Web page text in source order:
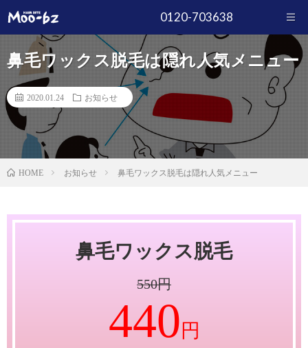
0120-703638
鼻毛ワックス脱毛は隠れ人気メニュー
2020.01.24 お知らせ
HOME お知らせ 鼻毛ワックス脱毛は隠れ人気メニュー
鼻毛ワックス脱毛
550円
440 円